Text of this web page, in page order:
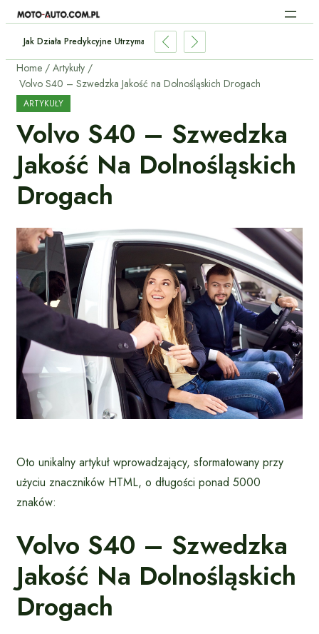
W Używanym Elektryku?
Home
Artykuły
Volvo S40 – Szwedzka Jakość na Dolnośląskich Drogach
ARTYKUŁY
Volvo S40 – Szwedzka
Jakość Na Dolnośląskich
Drogach
Oto unikalny artykuł wprowadzający, sformatowany przy
użyciu znaczników HTML, o długości ponad 5000
znaków:
Volvo S40 – Szwedzka
Jakość Na Dolnośląskich
Drogach